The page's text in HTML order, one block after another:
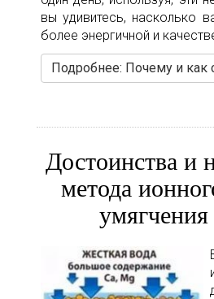
вы удивитесь, насколько
более энергичной и
Подробнее: Почему и как
Достоинства и
метода